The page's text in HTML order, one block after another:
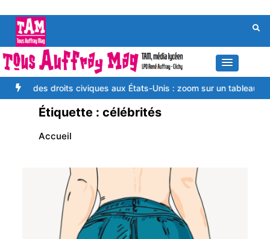
contenu
droits civiques aux États-Unis : zoom sur un tableau célèbre
Étiquette : célébrités
Accueil